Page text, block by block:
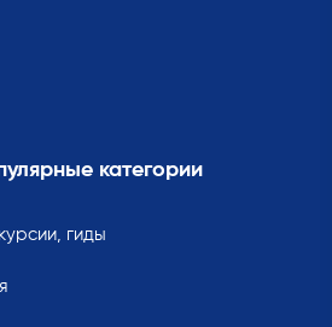
категории
гиды